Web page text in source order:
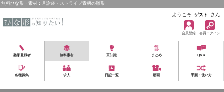
無料ひな形・素材：月謝袋・ストライプ青柄の雛形
ようこそ ゲスト さん
会員登録 会員ログイン
雛形登録者 無料素材 豆知識 まとめ Q&A
各種募集 求人 日記一覧 動画 手順・使い方